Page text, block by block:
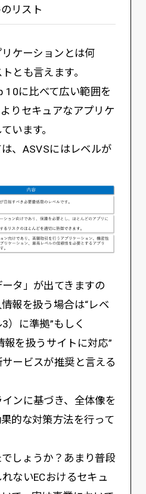
リスト
ケーションとは何
とも言えます。
10に比べて広い範囲を
りセキュアなアプリケ
います。
、ASVSにはレベルが
タ」が出てきますの
報を扱う場合は“レベ
）に準拠”もしく
報を扱うサイトに対応”
ービスが推奨と言える
ンに基づき、全体像を
的な対策方法を行って
しょうか？あまり普段
ないECおけるセキュ